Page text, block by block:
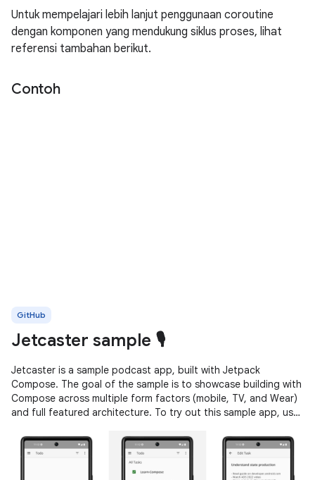
Untuk mempelajari lebih lanjut penggunaan coroutine
dengan komponen yang mendukung siklus proses, lihat
referensi tambahan berikut.
Contoh
GitHub
Jetcaster sample 🎙️
Jetcaster is a sample podcast app, built with Jetpack
Compose. The goal of the sample is to showcase building with
Compose across multiple form factors (mobile, TV, and Wear)
and full featured architecture. To try out this sample app, use